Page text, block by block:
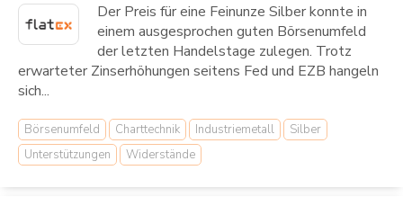
Der Preis für eine Feinunze Silber konnte in
einem ausgesprochen guten Börsenumfeld
der letzten Handelstage zulegen. Trotz
erwarteter Zinserhöhungen seitens Fed und EZB hangeln
sich...
Börsenumfeld Charttechnik Industriemetall
Silber
Unterstützungen
Widerstände